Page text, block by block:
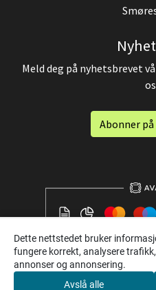
Meld deg på nyhetsbrevet
Abonner
Dette nettstedet bruker
fungere korrekt, analysere
annonser og annonsering.
Avslå alle